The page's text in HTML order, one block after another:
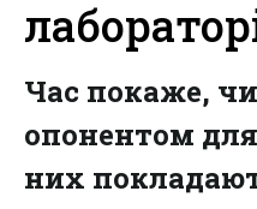
Час покаже,
опонентом для
них